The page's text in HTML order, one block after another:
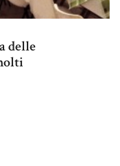
delle